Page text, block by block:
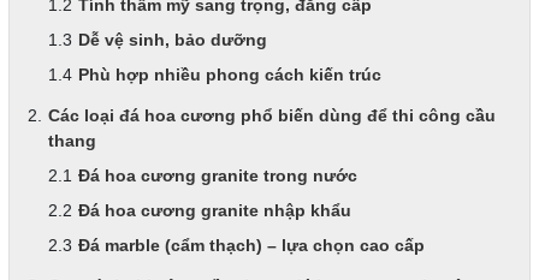
Tính thẩm mỹ sang trọng, đẳng cấp
Dễ vệ sinh, bảo dưỡng
Phù hợp nhiều phong cách kiến trúc
Các loại đá hoa cương phổ biến dùng để thi công cầu
thang
Đá hoa cương granite trong nước
Đá hoa cương granite nhập khẩu
Đá marble (cẩm thạch) – lựa chọn cao cấp